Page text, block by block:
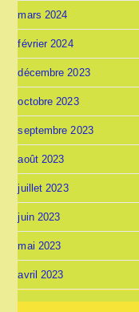
mars 2024
février 2024
décembre 2023
octobre 2023
septembre 2023
août 2023
juillet 2023
juin 2023
mai 2023
avril 2023